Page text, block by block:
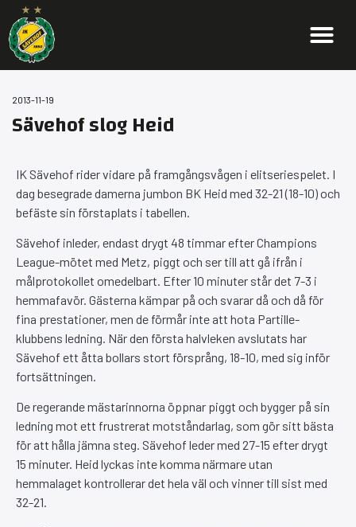
2013-11-19
Sävehof slog Heid
IK Sävehof rider vidare på framgångsvågen i elitseriespelet. I
dag besegrade damerna jumbon BK Heid med 32-21 (18-10) och
befäste sin förstaplats i tabellen.
Sävehof inleder, endast drygt 48 timmar efter Champions
League-mötet med Metz, piggt och ser till att gå ifrån i
målprotokollet omedelbart. Efter 10 minuter står det 7-3 i
hemmafavör. Gästerna kämpar på och svarar då och då för
fina prestationer, men de förmår inte att hota Partille-
klubbens ledning. När den första halvleken avslutats har
Sävehof ett åtta bollars stort försprång, 18-10, med sig inför
fortsättningen.
De regerande mästarinnorna öppnar piggt och bygger på sin
ledning mot ett frustrerat motståndarlag, som gör sitt bästa
för att hålla jämna steg. Sävehof leder med 27-15 efter drygt
15 minuter. Heid lyckas inte komma närmare utan
hemmalaget kontrollerar det hela väl och vinner till sist med
32-21.